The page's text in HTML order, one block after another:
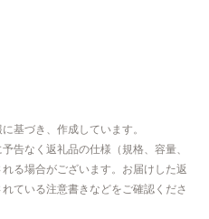
基づき、作成しています。
告なく返礼品の仕様（規格、容量、
る場合がございます。お届けした返
ている注意書きなどをご確認くださ